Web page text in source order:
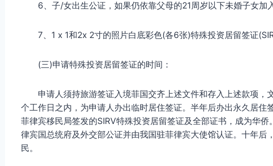
6、子/女出生公证，如果仍依靠父母的21周岁以下未婚子女加
7、1 x 1和2x 2寸的照片白底彩色(各6张)特殊投资居留签证
(三)申请特殊投资居留签证的时间：
申请人须持旅游签证入境菲国交齐上述文件和存入上述款项，
个工作日之内，为申请人办出临时居住签证。半年后办出永久居住
菲律宾移民局签发的SIRV特殊投资居留签证及全部证书，成为华
律宾国总统府及外交部公证并由我国驻菲律宾大使馆认证。十年后
民。